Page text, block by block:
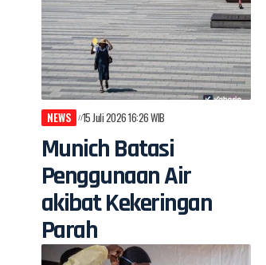
NEWS 15 Juli 2026 16:26 WIB
Munich Batasi
Penggunaan Air
akibat Kekeringan
Parah